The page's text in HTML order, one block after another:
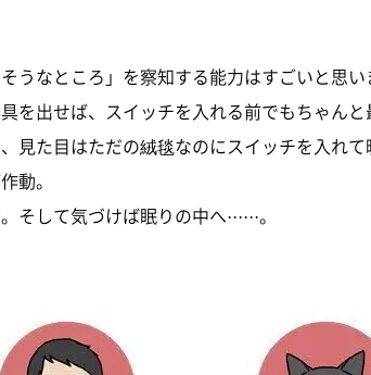
うなところ」を察知する能力はすごいと思い
を出せば、スイッチを入れる前でもちゃんと
見た目はただの絨毯なのにスイッチを入れ
動。
して気づけば眠りの中へ······。